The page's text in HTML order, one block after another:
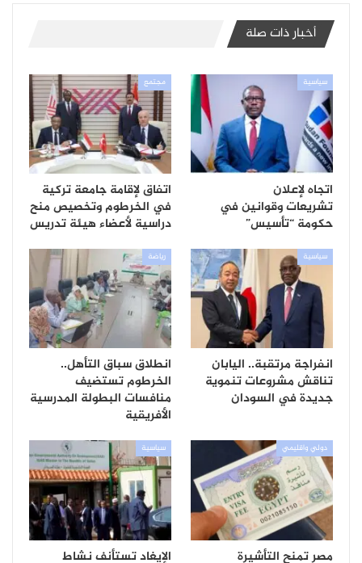
أخبار ذات صلة
سياسية
اتجاه لإعلان
تشريعات وقوانين في
حكومة “تأسيس”
مجتمع
اتفاق لإقامة جامعة تركية
في الخرطوم وتخصيص منح
دراسية لأعضاء هيئة تدريس
سياسية
انفراجة مرتقبة.. اليابان
تناقش مشروعات تنموية
جديدة في السودان
رياضة
انطلاق سباق التأهل..
الخرطوم تستضيف
منافسات البطولة المدرسية
الأفريقية
دولي واقليمي
مصر تمنح التأشيرة
سياسية
الإيغاد تستأنف نشاط